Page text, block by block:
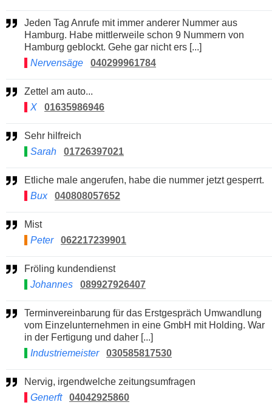
Jeden Tag Anrufe mit immer anderer Nummer aus
Hamburg. Habe mittlerweile schon 9 Nummern von
Hamburg geblockt. Gehe gar nicht ers [...]
Nervensäge
040299961784
Zettel am auto...
X
01635986946
Sehr hilfreich
Sarah
01726397021
Etliche male angerufen, habe die nummer jetzt gesperrt.
Bux
040808057652
Mist
Peter
062217239901
Fröling kundendienst
Johannes
089927926407
Terminvereinbarung für das Erstgespräch Umwandlung
vom Einzelunternehmen in eine GmbH mit Holding. War
in der Fertigung und daher [...]
Industriemeister
030585817530
Nervig, irgendwelche zeitungsumfragen
Generft
04042925860